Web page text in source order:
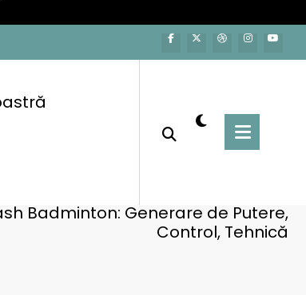
Badminton: Generare de Putere,
Control, Tehnică